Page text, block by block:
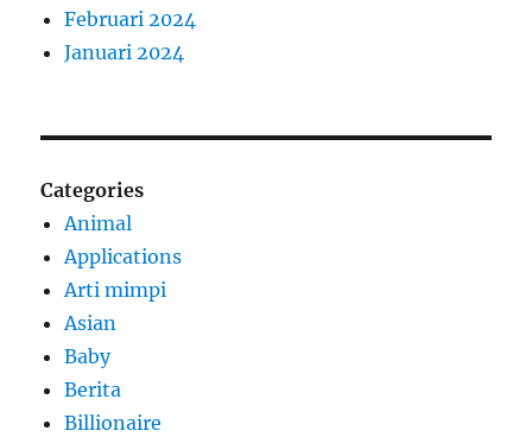
Februari 2024
Januari 2024
Categories
Animal
Applications
Arti mimpi
Asian
Baby
Berita
Billionaire